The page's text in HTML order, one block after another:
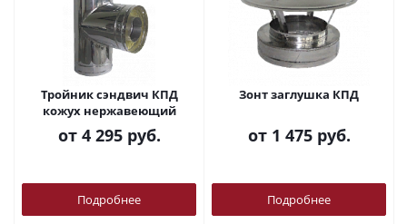
Тройник сэндвич КПД
кожух нержавеющий
от 4 295 руб.
Подробнее
Зонт заглушка КПД
от 1 475 руб.
Подробнее